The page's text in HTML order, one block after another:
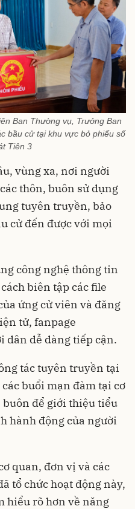
Ban Thường vụ, Trưởng Ban
bầu cử tại khu vực bỏ phiếu số
Tiên 3
vùng xa, nơi người
thôn, buôn sử dụng
tuyên truyền, bảo
cử đến được với mọi
công nghệ thông tin
biên tập các file
ứng cử viên và đăng
tử, fanpage
dân dễ dàng tiếp cận.
tác tuyên truyền tại
buổi mạn đàm tại cơ
buôn để giới thiệu tiểu
hành động của người
quan, đơn vị và các
tổ chức hoạt động này,
hiểu rõ hơn về năng